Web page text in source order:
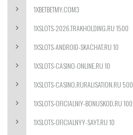
1XBETBETMY.COM3
1XSLOTS-2026.TRAKHOLDING.RU 1500
1XSLOTS-ANDROID-SKACHAT.RU 10
1XSLOTS-CASINO-ONLINE.RU 10
1XSLOTS-CASINO.RURALISATION.RU 500
1XSLOTS-OFICIALNIY-BONUSKOD.RU 100
1XSLOTS-OFICIALNYY-SAYT.RU 10